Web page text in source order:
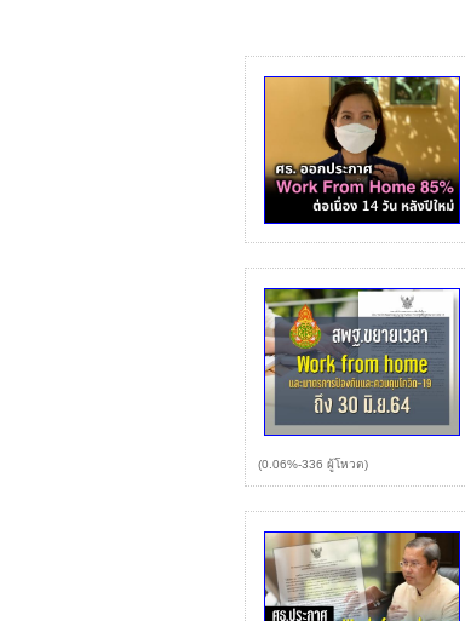
(0.06%-336 ผู้โหวต)